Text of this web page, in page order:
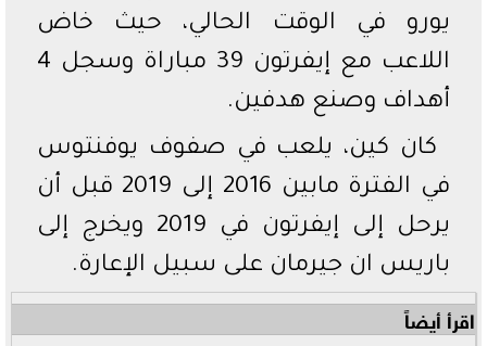
يورو في الوقت الحالي، حيث خاض
اللاعب مع إيفرتون 39 مباراة وسجل 4
أهداف وصنع هدفين.
كان كين، يلعب في صفوف يوفنتوس
في الفترة مابين 2016 إلى 2019 قبل أن
يرحل إلى إيفرتون في 2019 ويخرج إلى
باريس ان جيرمان على سبيل الإعارة.
اقرأ أيضاً